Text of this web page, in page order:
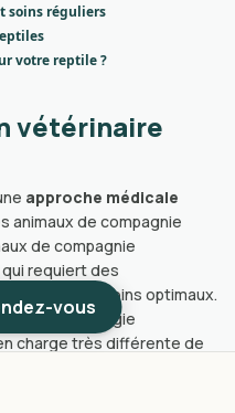
vous
soins réguliers
votre reptile ?
vétérinaire
approche médicale
animaux de compagnie
de compagnie
qui requiert des
assurer des soins optimaux.
leur physiologie
charge très différente de